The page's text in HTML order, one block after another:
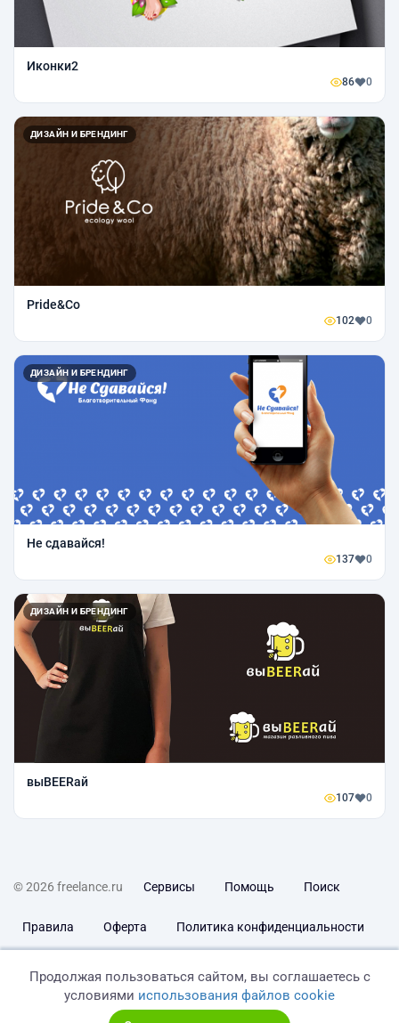
Иконки2
86 0
ДИЗАЙН И БРЕНДИНГ
Pride&Co
102 0
ДИЗАЙН И БРЕНДИНГ
Не сдавайся!
137 0
ДИЗАЙН И БРЕНДИНГ
выBEERай
107 0
© 2026 freelance.ru Сервисы Помощь Поиск
Правила Оферта Политика конфиденциальности
Продолжая пользоваться сайтом, вы соглашаетесь с
условиями использования файлов cookie